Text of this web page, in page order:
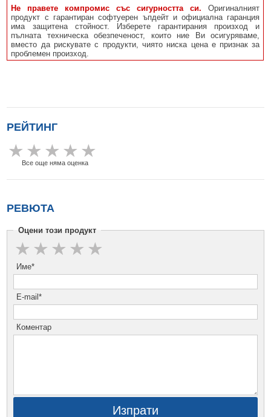
Не правете компромис със сигурността си. Оригиналният
продукт с гарантиран софтуерен ъпдейт и официална гаранция
има защитена стойност. Изберете гарантирания произход и
пълната техническа обезпеченост, които ние Ви осигуряваме,
вместо да рискувате с продукти, чиято ниска цена е признак за
проблемен произход.
РЕЙТИНГ
Все още няма оценка
РЕВЮТА
Оцени този продукт
Име*
E-mail*
Коментар
Изпрати